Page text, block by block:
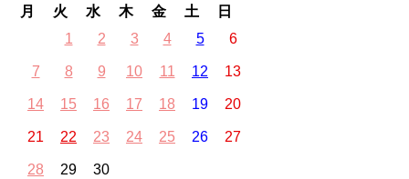
月
火 水 木 金 土
日
1
2 3 4 5 6
7 8 9 10 11 12 13
14 15 16 17 18 19 20
21 22 23 24 25 26 27
28 29
30